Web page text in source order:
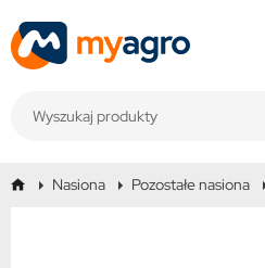
Nasiona Pozostałe nasiona